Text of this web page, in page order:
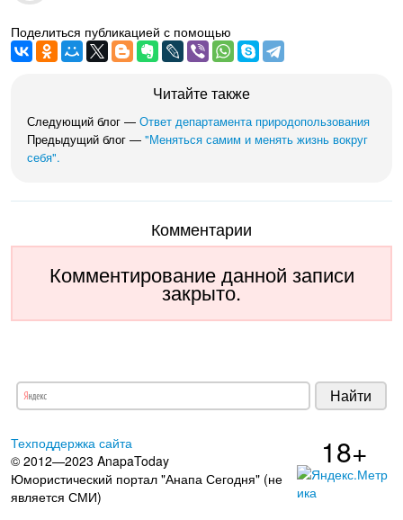
Поделиться публикацией с помощью
Читайте также
Следующий блог — Ответ департамента природопользования
Предыдущий блог — "Меняться самим и менять жизнь вокруг
себя".
Комментарии
Комментирование данной записи
закрыто.
Техподдержка сайта
© 2012—2023 AnapaToday
Юмористический портал "Анапа Сегодня" (не
является СМИ)
18+